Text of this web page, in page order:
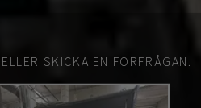
SKICKA EN FÖRFRÅGAN.